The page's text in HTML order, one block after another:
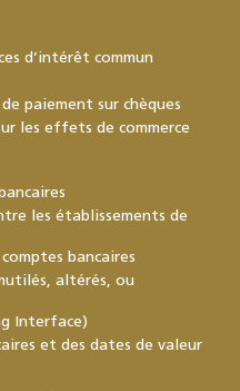
d’intérêt commun
paiement sur chèques
les effets de commerce
les établissements de
bancaires
altérés, ou
Interface)
et des dates de valeur